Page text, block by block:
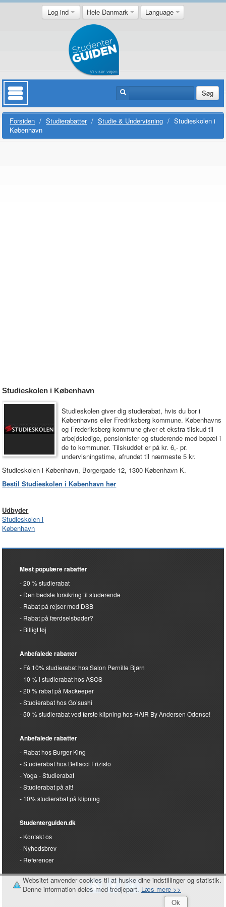
Log ind Hele Danmark Language
Søg
Forsiden / Studierabatter / Studie & Undervisning / Studieskolen i
København
Studieskolen i København
Studieskolen giver dig studierabat, hvis du bor i
Københavns eller Fredriksberg kommune. Københavns
og Frederiksberg kommune giver et ekstra tilskud til
arbejdsledige, pensionister og studerende med bopæl i
de to kommuner. Tilskuddet er på kr. 6,- pr.
undervisningstime, afrundet til nærmeste 5 kr.
Studieskolen i København, Borgergade 12, 1300 København K.
Bestil Studieskolen i København her
Udbyder
Studieskolen i
København
Mest populære rabatter
20 % studierabat
Den bedste forsikring til studerende
Rabat på rejser med DSB
Rabat på færdselsbøder?
Billigt tøj
Anbefalede rabatter
Få 10% studierabat hos Salon Pernille Bjørn
10 % i studierabat hos ASOS
20 % rabat på Mackeeper
Studierabat hos Go’sushi
50 % studierabat ved første klipning hos HAIR By Andersen Odense!
Anbefalede rabatter
Rabat hos Burger King
Studierabat hos Bellacci Frizisto
Yoga - Studierabat
Studierabat på alt!
10% studierabat på klipning
Studenterguiden.dk
Kontakt os
Nyhedsbrev
Referencer
Ok
Websitet anvender cookies til at huske dine indstillinger og statistik.
Denne information deles med tredjepart. Læs mere >>